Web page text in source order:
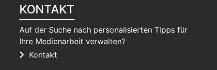
KONTAKT
Auf der Suche nach personalisierten Tipps für
Ihre Medienarbeit verwalten?
Kontakt